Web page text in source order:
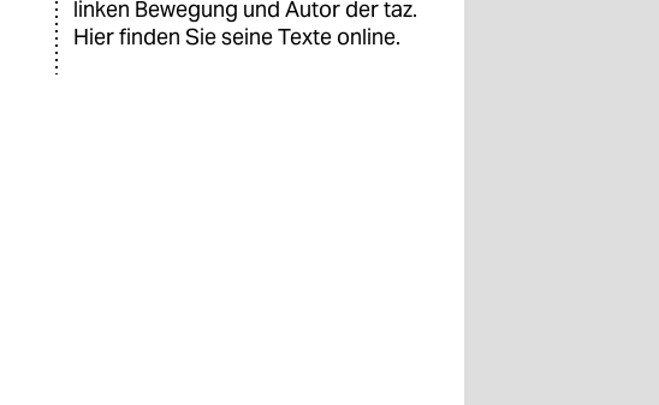
linken Bewegung und Autor der taz.
Hier finden Sie seine Texte online.